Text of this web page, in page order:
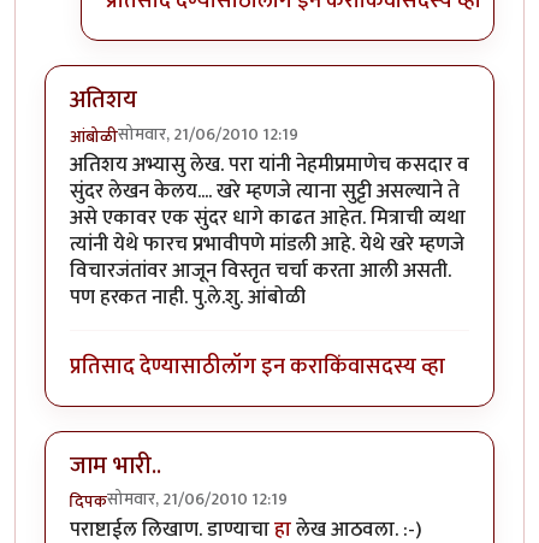
अतिशय
आंबोळीसोमवार, 21/06/2010 12:19
अतिशय अभ्यासु लेख. परा यांनी नेहमीप्रमाणेच कसदार व
सुंदर लेखन केलय.... खरे म्हणजे त्याना सुट्टी असल्याने ते
असे एकावर एक सुंदर धागे काढत आहेत. मित्राची व्यथा
त्यांनी येथे फारच प्रभावीपणे मांडली आहे. येथे खरे म्हणजे
विचारजंतांवर आजून विस्तृत चर्चा करता आली असती.
पण हरकत नाही. पु.ले.शु. आंबोळी
प्रतिसाद देण्यासाठीलॉग इन कराकिंवासदस्य व्हा
जाम भारी..
दिपकसोमवार, 21/06/2010 12:19
पराष्टाईल लिखाण. डाण्याचाहालेख आठवला. :-)